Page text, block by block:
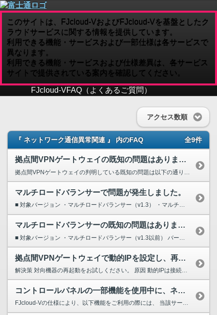
このサイトは、FJcloud-VおよびFJcloud-Vを基盤としたク
ラウドサービスに関する情報を提供しています。
利用できる機能・サービスおよび一部仕様は各サービスで
異なります。
利用できる機能・サービスおよび仕様差異は、各サービス
サイトで提供されている案内を確認してください。
FJcloud-VFAQ（よくあるご質問）
アクセス数順
『 ネットワーク通信異常関連 』 内のFAQ 全9件
拠点間VPNゲートウェイの既知の問題はありますか？
拠点間VPNゲートウェイの判明している既知の問題は以下の通りです。 最新のバージョンでは下記の既知問題は全て修正済みとなりますので、早急なアップデートをご検討ください。 ・対向機器IP...
マルチロードバランサーで問題が発生しました。
■ 対象バージョン ・マルチロードバランサー（v1.3） ・マルチロードバランサー（v2系） 現象 原因 Sorryページが設定できない ヘルスチェックに失敗する ML...
マルチロードバランサーの既知の問題はありますか。
拠点間VPNゲートウェイで動的IPを設定し、再起動を伴う操作（再起動、アップグレード、ロールバック）実施後にVPN接続ができなくなった。
解決策 対向機器の再起動をお試しください。 原因 動的IPは接続先IPアドレスが不定なため、拠点間VPNゲートウェイは対向機器からの通信を待ちます。 このため拠点...
コントロールパネルの一部機能を使用中に、ネットワーク遅延が発生します
FJcloud-Vの仕様により、以下機能をご利用の際には、 当該サーバー上でのネットワーク通信において遅延、および瞬断が発生する場合がございます。 通常利用においては影響のないことを確認して...